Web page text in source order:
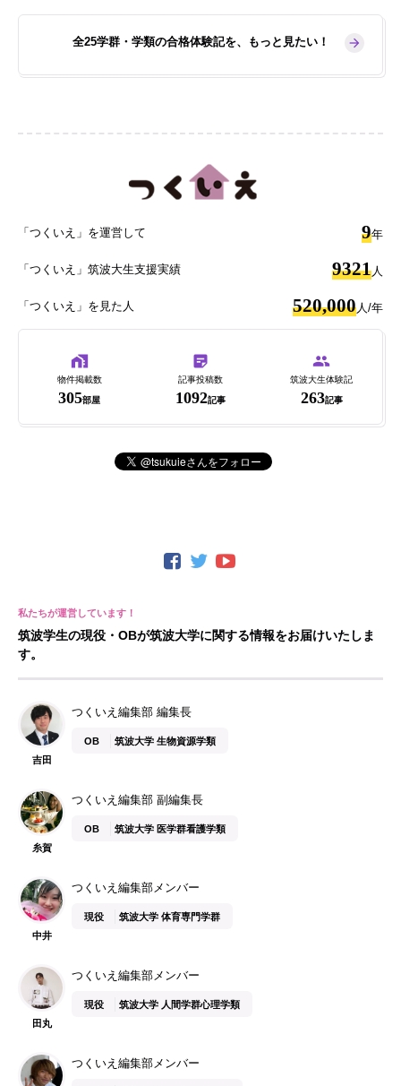
全25学群・学類の合格体験記を、もっと見たい！
「つくいえ」を運営して 9年
「つくいえ」筑波大生支援実績 9321人
「つくいえ」を見た人 520,000人/年
物件掲載数
305部屋
記事投稿数
1092記事
筑波大生体験記
263記事
筑波学生の現役・OBが筑波大学に関する情報をお届けいたしま
す。
吉田
つくいえ編集部 編集長
OB 筑波大学 生物資源学類
糸賀
つくいえ編集部 副編集長
OB 筑波大学 医学群看護学類
中井
つくいえ編集部メンバー
現役 筑波大学 体育専門学群
田丸
つくいえ編集部メンバー
現役 筑波大学 人間学群心理学類
つくいえ編集部メンバー